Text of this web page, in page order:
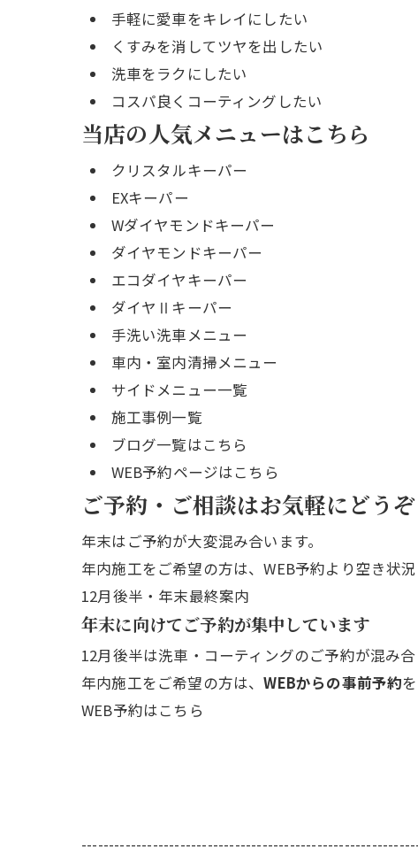
手軽に愛車をキレイにしたい
くすみを消してツヤを出したい
洗車をラクにしたい
コスパ良くコーティングしたい
当店の人気メニューはこちら
クリスタルキーパー
EXキーパー
Wダイヤモンドキーパー
ダイヤモンドキーパー
エコダイヤキーパー
ダイヤⅡキーパー
手洗い洗車メニュー
車内・室内清掃メニュー
サイドメニュー一覧
施工事例一覧
ブログ一覧はこちら
WEB予約ページはこちら
ご予約・ご相談はお気軽にどうぞ
年末はご予約が大変混み合います。
年内施工をご希望の方は、WEB予約より空き状況
12月後半・年末最終案内
年末に向けてご予約が集中しています
12月後半は洗車・コーティングのご予約が混み合
年内施工をご希望の方は、WEBからの事前予約
WEB予約はこちら